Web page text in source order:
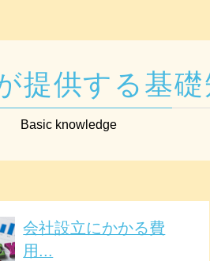
提供する基礎
Basic knowledge
会社設立にかかる費
用...